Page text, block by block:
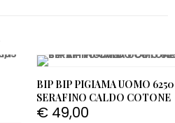
BIP BIP PIGIAMA UOMO 6250
SERAFINO CALDO COTONE
€ 49,00